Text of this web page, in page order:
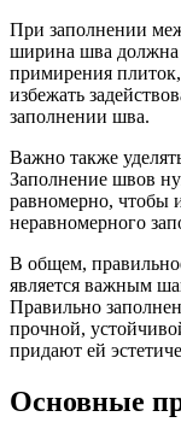
При заполнении
ширина шва должна
примирения
избежать
заполнении шва.
Важно также
Заполнение швов
равномерно, чтобы
неравномерного
В общем,
является важным
Правильно
прочной,
придают ей
Основные